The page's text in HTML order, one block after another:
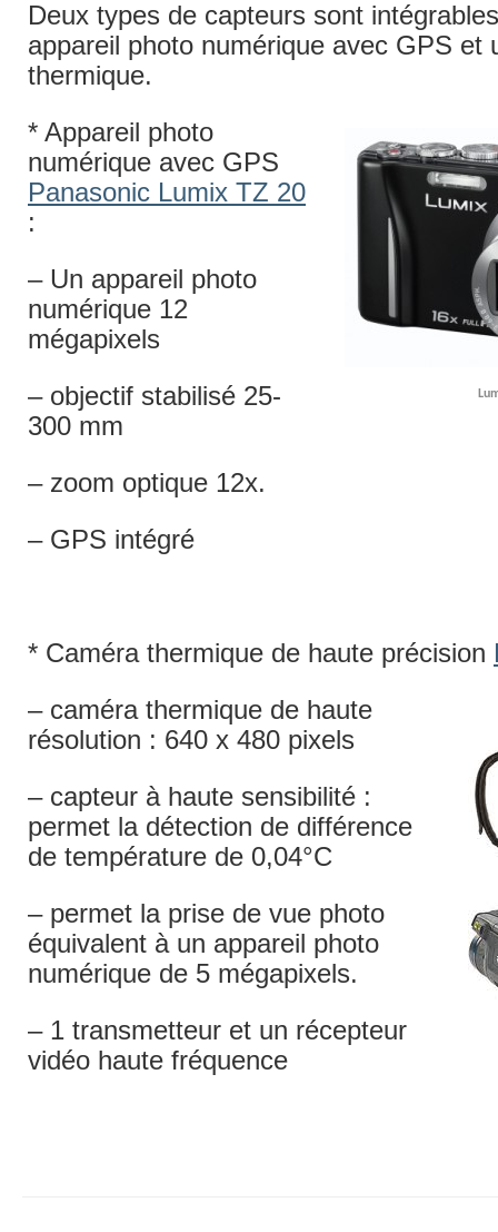
Deux types de capteurs sont
appareil photo numérique avec GPS et
thermique.
* Appareil photo
numérique avec GPS
Panasonic Lumix TZ 20
:
– Un appareil photo
numérique 12
mégapixels
– objectif stabilisé 25-
300 mm
– zoom optique 12x.
– GPS intégré
* Caméra thermique de haute précision
– caméra thermique de haute
résolution : 640 x 480 pixels
– capteur à haute sensibilité :
permet la détection de différence
de température de 0,04°C
– permet la prise de vue photo
équivalent à un appareil photo
numérique de 5 mégapixels.
– 1 transmetteur et un récepteur
vidéo haute fréquence